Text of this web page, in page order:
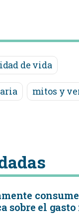
de vida
mitos y
sobre el